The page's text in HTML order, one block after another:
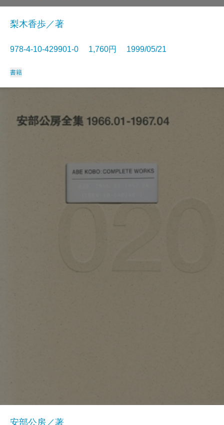
梨木香歩／著
978-4-10-429901-0 1,760円 1999/05/21
書籍
安部公房／著